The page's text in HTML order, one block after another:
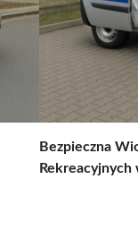
Bezpieczna
Rekreacyjnych